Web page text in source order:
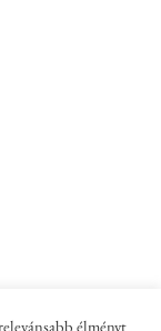
élményt